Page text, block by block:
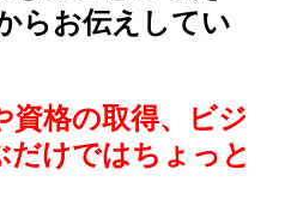
らお伝えしてい
格の取得、ビジ
けではちょっと